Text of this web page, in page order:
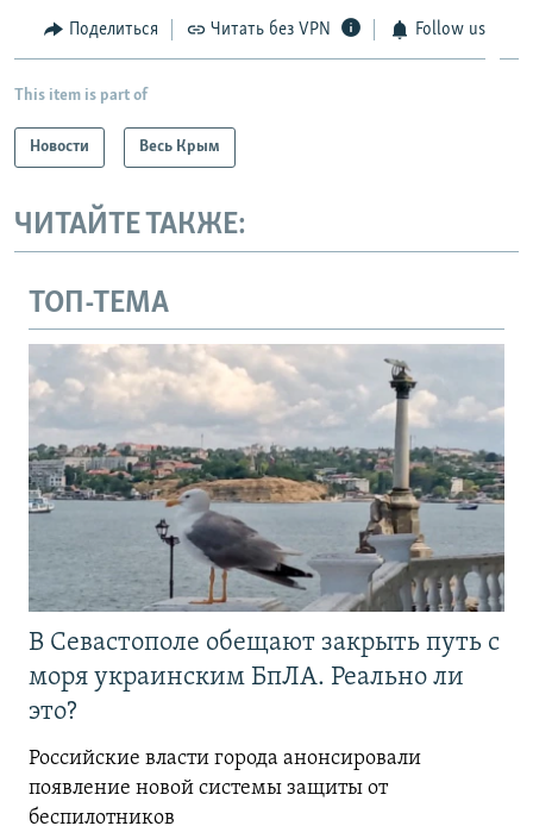
Поделиться Читать без VPN Follow us
This item is part of
Новости Весь Крым
ЧИТАЙТЕ ТАКЖЕ:
ТОП-ТЕМА
В Севастополе обещают закрыть путь с
моря украинским БпЛА. Реально ли
это?
Российские власти города анонсировали
появление новой системы защиты от
беспилотников